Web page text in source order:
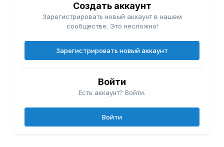
Создать аккаунт
Зарегистрировать новый аккаунт в нашем
сообществе. Это несложно!
Зарегистрировать новый аккаунт
Войти
Есть аккаунт? Войти.
Войти